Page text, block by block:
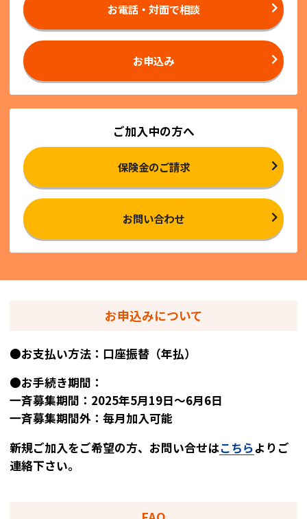
お電話・対面で相談
お申込み
ご加入中の方へ
保険金のご請求
お問い合わせ
お申込みについて
●お支払い方法：口座振替（年払）
●お手続き期間：
一斉募集期間：2025年5月19日～6月6日
一斉募集期間外：毎月加入可能
新規ご加入をご希望の方、お問い合せはこちらよりご
連絡下さい。